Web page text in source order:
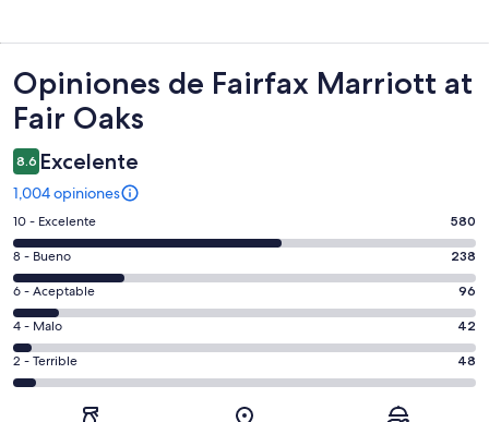
Opiniones
Opiniones de Fairfax Marriott at
Fair Oaks
8.6 Excelente
1,004 opiniones
Puntuación
de
10,
es
decir,
Excelente.
Basada
en
10 - Excelente 580
Puntuación
de
8,
es
decir,
Bueno.
8 - Bueno 238
Puntuación
de
6,
es
decir,
Aceptable.
6 - Aceptable 96
Puntuación
de
4,
4 - Malo 42
Puntuación
de
2 - Terrible 48